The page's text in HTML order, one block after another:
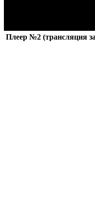
Плеер №2 (трансляция